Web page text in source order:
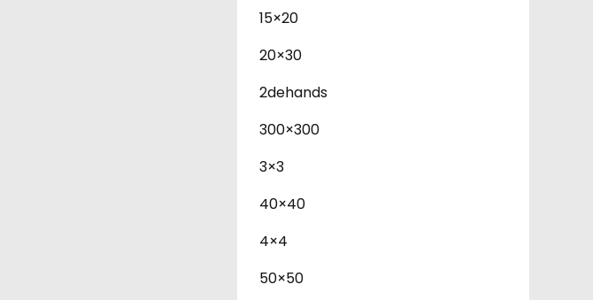
15×20
20×30
2dehands
300×300
3×3
40×40
4×4
50×50